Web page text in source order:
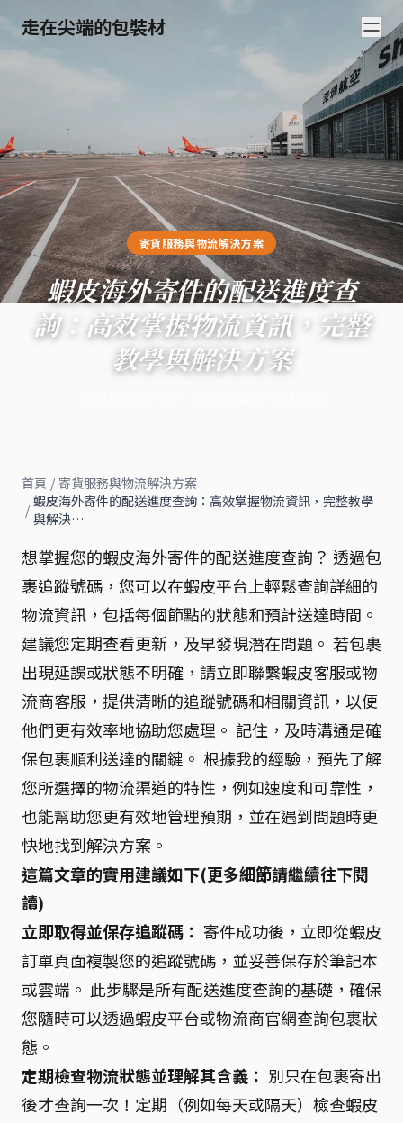
走在尖端的包裝材
寄貨服務與物流解決方案
蝦皮海外寄件的配送進度查
詢：高效掌握物流資訊，完整
教學與解決方案
首頁 / 寄貨服務與物流解決方案
/ 蝦皮海外寄件的配送進度查詢：高效掌握物流資訊，完整教學
與解決…
想掌握您的蝦皮海外寄件的配送進度查詢？ 透過包
裹追蹤號碼，您可以在蝦皮平台上輕鬆查詢詳細的
物流資訊，包括每個節點的狀態和預計送達時間。
建議您定期查看更新，及早發現潛在問題。 若包裹
出現延誤或狀態不明確，請立即聯繫蝦皮客服或物
流商客服，提供清晰的追蹤號碼和相關資訊，以便
他們更有效率地協助您處理。 記住，及時溝通是確
保包裹順利送達的關鍵。 根據我的經驗，預先了解
您所選擇的物流渠道的特性，例如速度和可靠性，
也能幫助您更有效地管理預期，並在遇到問題時更
快地找到解決方案。
這篇文章的實用建議如下(更多細節請繼續往下閱
讀)
立即取得並保存追蹤碼： 寄件成功後，立即從蝦皮
訂單頁面複製您的追蹤號碼，並妥善保存於筆記本
或雲端。 此步驟是所有配送進度查詢的基礎，確保
您隨時可以透過蝦皮平台或物流商官網查詢包裹狀
態。
定期檢查物流狀態並理解其含義： 別只在包裹寄出
後才查詢一次！定期（例如每天或隔天）檢查蝦皮